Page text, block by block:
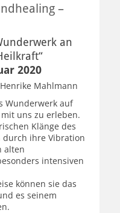
–
an
2020
Mahlmann
Wunderwerk auf
uns zu erleben.
Klänge des
durch ihre Vibration
alten
intensiven
können sie das
es seinem